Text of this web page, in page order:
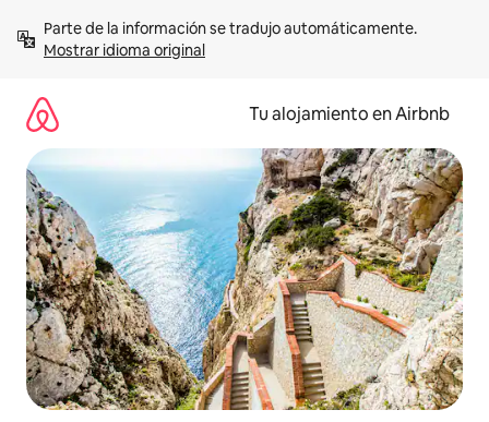
contenidoMostrar idioma original
Tu alojamiento en Airbnb